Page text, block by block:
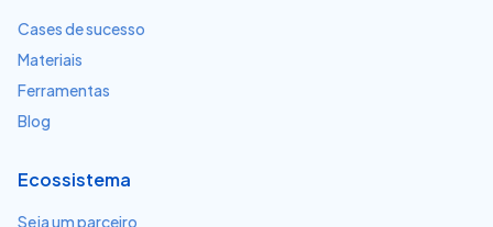
Cases de sucesso
Materiais
Ferramentas
Blog
Ecossistema
Seja um parceiro